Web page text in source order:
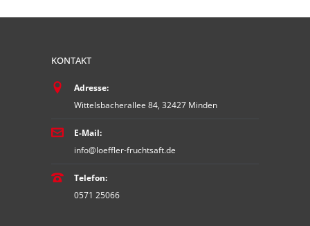
KONTAKT
Adresse:
Wittelsbacherallee 84, 32427 Minden
E-Mail:
info@loeffler-fruchtsaft.de
Telefon:
0571 25066